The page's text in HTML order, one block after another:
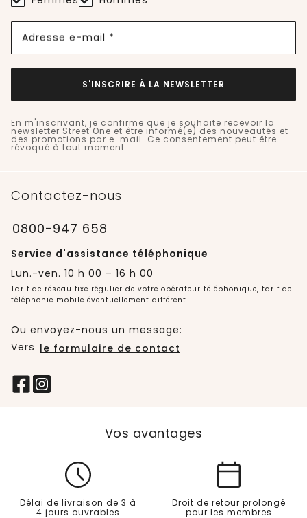
Adresse e-mail *
S'INSCRIRE À LA NEWSLETTER
En m'inscrivant, je confirme que je souhaite recevoir la
newsletter Street One et être informé(e) des nouveautés et
des promotions par e-mail. Ce consentement peut être
révoqué à tout moment.
Contactez-nous
0800-947 658
Service d'assistance téléphonique
Lun.-ven. 10 h 00 – 16 h 00
Tarif de réseau fixe régulier de votre opérateur téléphonique, tarif de
téléphonie mobile éventuellement différent.
Ou envoyez-nous un message:
Vers le formulaire de contact
Vos avantages
Délai de livraison de 3 à
4 jours ouvrables
Droit de retour prolongé
pour les membres